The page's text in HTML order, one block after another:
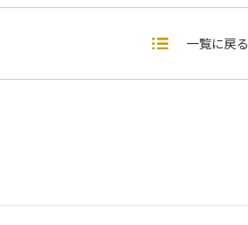
一覧に戻る